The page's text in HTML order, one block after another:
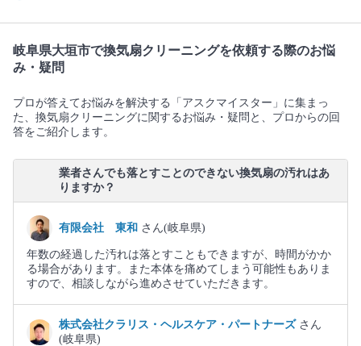
岐阜県大垣市で換気扇クリーニングを依頼する際のお悩
み・疑問
プロが答えてお悩みを解決する「アスクマイスター」に集まっ
た、換気扇クリーニングに関するお悩み・疑問と、プロからの回
答をご紹介します。
業者さんでも落とすことのできない換気扇の汚れはあ
りますか？
有限会社 東和 さん(岐阜県)
年数の経過した汚れは落とすこともできますが、時間がかか
る場合があります。また本体を痛めてしまう可能性もありま
すので、相談しながら進めさせていただきます。
株式会社クラリス・ヘルスケア・パートナーズ さん
(岐阜県)